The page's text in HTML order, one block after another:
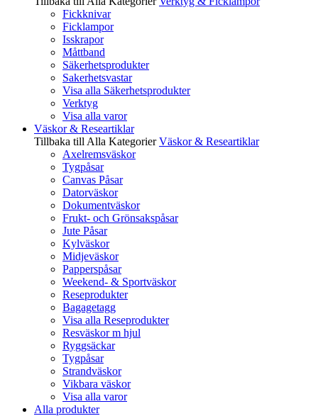
Fickknivar
Ficklampor
Isskrapor
Måttband
Säkerhetsprodukter
Sakerhetsvastar
Visa alla Säkerhetsprodukter
Verktyg
Visa alla varor
Väskor & Researtiklar
Tillbaka till Alla Kategorier Väskor & Researtiklar
Axelremsväskor
Tygpåsar
Canvas Påsar
Datorväskor
Dokumentväskor
Frukt- och Grönsakspåsar
Jute Påsar
Kylväskor
Midjeväskor
Papperspåsar
Weekend- & Sportväskor
Reseprodukter
Bagagetagg
Visa alla Reseprodukter
Resväskor m hjul
Ryggsäckar
Tygpåsar
Strandväskor
Vikbara väskor
Visa alla varor
Alla produkter